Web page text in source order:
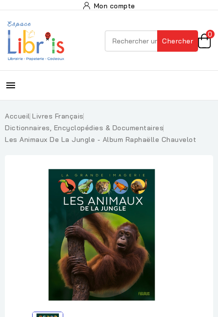
Mon compte
Chercher
0

Accueil Livres Français
Dictionnaires, Encyclopédies & Documentaires
Les Animaux De La Jungle - Album Raphaëlle Chauvelot